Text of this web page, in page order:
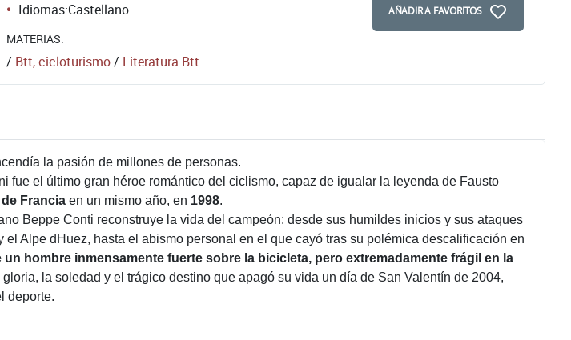
AÑADIR A FAVORITOS
Idiomas:Castellano
MATERIAS:
/ Btt, cicloturismo/ Literatura Btt
la pasión de millones de personas.
fue el último gran héroe romántico del ciclismo, capaz de igualar la leyenda de Fausto
Francia en un mismo año, en 1998.
Beppe Conti reconstruye la vida del campeón: desde sus humildes inicios y sus ataques
Alpe dHuez, hasta el abismo personal en el que cayó tras su polémica descalificación en
un hombre inmensamente fuerte sobre la bicicleta, pero extremadamente frágil en la
la soledad y el trágico destino que apagó su vida un día de San Valentín de 2004,
deporte.